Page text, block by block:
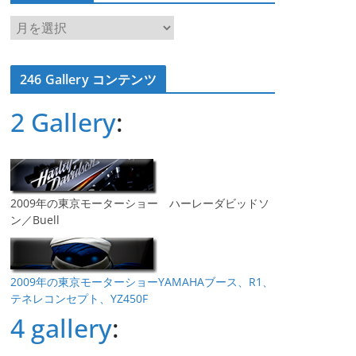
ア
ー
カ
イ246 Gallery コンテンツ
2 Gallery:
2009年の東京モーターショー ハーレーダビッドソ
ン／Buell
2009年の東京モーターショーYAMAHAブース、R1、
テネレコンセプト、YZ450F
4 gallery: